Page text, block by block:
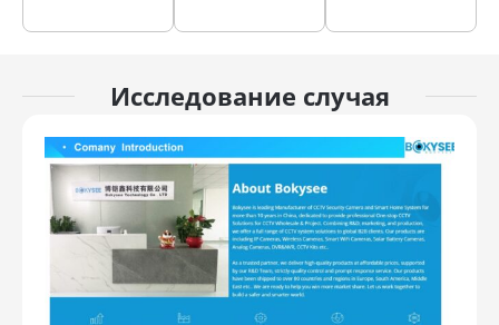
Исследование случая